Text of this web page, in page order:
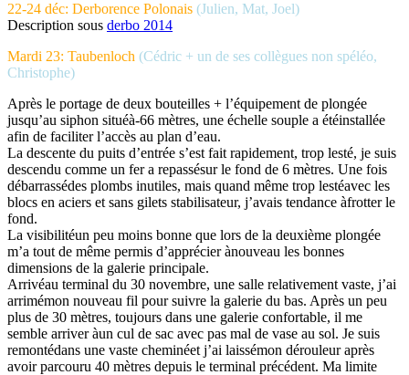
22-24 déc: Derborence Polonais (Julien, Mat, Joel)
Description sous derbo 2014
Mardi 23: Taubenloch (Cédric + un de ses collègues non spéléo,
Christophe)
Après le portage de deux bouteilles + l’équipement de plongée
jusqu’au siphon situéà-66 mètres, une échelle souple a étéinstallée
afin de faciliter l’accès au plan d’eau.
La descente du puits d’entrée s’est fait rapidement, trop lesté, je suis
descendu comme un fer a repassésur le fond de 6 mètres. Une fois
débarrassédes plombs inutiles, mais quand même trop lestéavec les
blocs en aciers et sans gilets stabilisateur, j’avais tendance àfrotter le
fond.
La visibilitéun peu moins bonne que lors de la deuxième plongée
m’a tout de même permis d’apprécier ànouveau les bonnes
dimensions de la galerie principale.
Arrivéau terminal du 30 novembre, une salle relativement vaste, j’ai
arrimémon nouveau fil pour suivre la galerie du bas. Après un peu
plus de 30 mètres, toujours dans une galerie confortable, il me
semble arriver àun cul de sac avec pas mal de vase au sol. Je suis
remontédans une vaste cheminéet j’ai laissémon dérouleur après
avoir parcouru 40 mètres depuis le terminal précédent. Ma limite